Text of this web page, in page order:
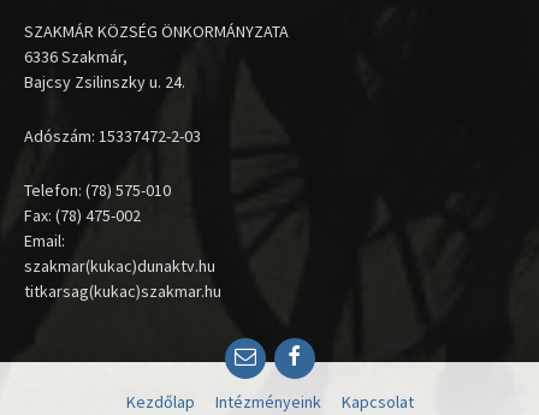
SZAKMÁR KÖZSÉG ÖNKORMÁNYZATA
6336 Szakmár,
Bajcsy Zsilinszky u. 24.
Adószám: 15337472-2-03
Telefon: (78) 575-010
Fax: (78) 475-002
Email:
szakmar(kukac)dunaktv.hu
titkarsag(kukac)szakmar.hu
EmailFacebook
Kezdőlap Intézményeink Kapcsolat